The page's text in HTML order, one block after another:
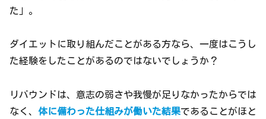
た」。
ダイエットに取り組んだことがある方なら、一度はこうし
た経験をしたことがあるのではないでしょうか？
リバウンドは、意志の弱さや我慢が足りなかったからでは
なく、 体に備わった仕組みが働いた結果であることがほと